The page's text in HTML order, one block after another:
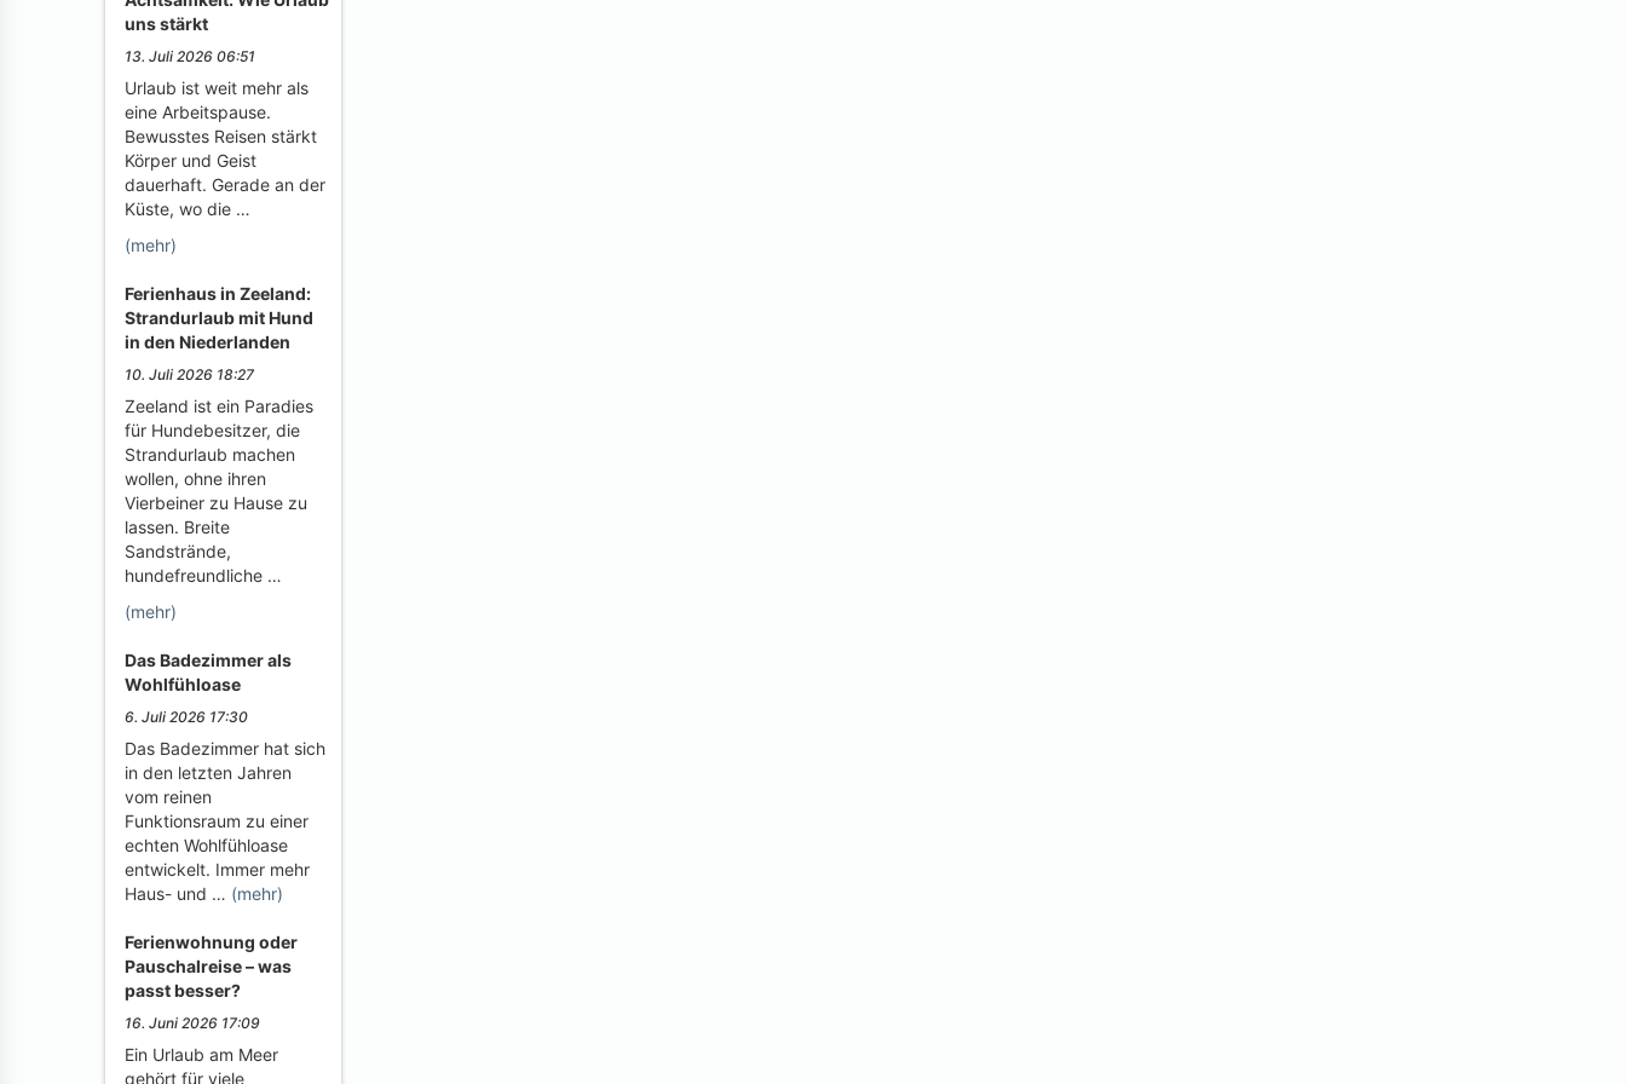
uns stärkt
13. Juli 2026 06:51
Urlaub ist weit mehr als
eine Arbeitspause.
Bewusstes Reisen stärkt
Körper und Geist
dauerhaft. Gerade an der
Küste, wo die …
(mehr)
Ferienhaus in Zeeland:
Strandurlaub mit Hund
in den Niederlanden
10. Juli 2026 18:27
Zeeland ist ein Paradies
für Hundebesitzer, die
Strandurlaub machen
wollen, ohne ihren
Vierbeiner zu Hause zu
lassen. Breite
Sandstrände,
hundefreundliche …
(mehr)
Das Badezimmer als
Wohlfühloase
6. Juli 2026 17:30
Das Badezimmer hat sich
in den letzten Jahren
vom reinen
Funktionsraum zu einer
echten Wohlfühloase
entwickelt. Immer mehr
Haus- und … (mehr)
Ferienwohnung oder
Pauschalreise – was
passt besser?
16. Juni 2026 17:09
Ein Urlaub am Meer
gehört für viele